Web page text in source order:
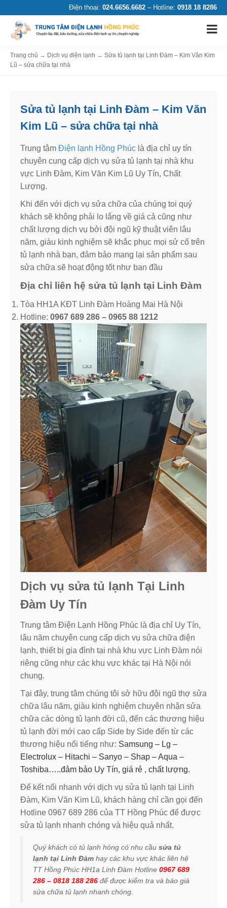
Điện thoại: 024.6656.6682 – Hotline: 0918 18 8286
Trang chủ → Dịch vụ điện lạnh → Sửa tủ lạnh tại Linh Đàm – Kim Văn Kim
Lũ – sửa chữa tại nhà
Sửa tủ lạnh tại Linh Đàm – Kim Văn
Kim Lũ – sửa chữa tại nhà
Trung tâm Điện lạnh Hồng Phúc là địa chỉ uy tín
chuyên cung cấp dịch vụ sửa tủ lạnh tại nhà khu
vực Linh Đàm, Kim Văn Kim Lũ Uy Tín, Chất
Lượng.
Khi đến với dịch vụ sửa chữa của chúng toi quý
khách sẽ không phải lo lắng về giá cả cũng như
chất lượng dịch vụ bởi đội ngũ kỹ thuật viên lâu
năm, giàu kinh nghiệm sẽ khắc phục mọi sử cố trên
tủ lạnh nhà bạn, đảm bảo mang lại sản phẩm sau
sửa chữa sẽ hoạt động tốt như ban đầu
Địa chỉ liên hệ sửa tủ lạnh tại Linh Đàm
Tòa HH1A KĐT Linh Đàm Hoàng Mai Hà Nội
Hotline: 0967 689 286 – 0965 88 1212
Dịch vụ sửa tủ lạnh Tại Linh
Đàm Uy Tín
Trung tâm Điện Lạnh Hồng Phúc là địa chỉ Uy Tín,
lâu năm chuyên cung cấp dịch vụ sửa chữa điện
lạnh, thiết bị gia đình tại nhà khu vực Linh Đàm nói
riêng cũng như các khu vực khác tại Hà Nội nói
chung.
Tại đây, trung tâm chúng tôi sở hữu đội ngũ thợ sửa
chữa lâu năm, giàu kinh nghiệm chuyên nhận sửa
chữa các dòng tủ lạnh đời cũ, đến các thương hiệu
tủ lạnh đời mới cao cấp Side by Side đến từ các
thương hiệu nổi tiếng như: Samsung – Lg –
Electrolux – Hitachi – Sanyo – Shap – Aqua –
Toshiba…..đảm bảo Uy Tín, giá rẻ , chất lượng.
Để kết nối nhanh với dịch vụ sửa tủ lạnh tại Linh
Đàm, Kim Văn Kim Lũ, khách hàng chỉ cần gọi đến
Hotline 0967 689 286 của TT Hồng Phúc để được
sửa tủ lạnh nhanh chóng và hiệu quả nhất.
Quý khách có tủ lạnh hỏng có nhu cầu sửa tủ
lạnh tại Linh Đàm hay các khu vực khác liên hệ
TT Hồng Phúc HH1a Linh Đàm Hotline 0967 689
286 – 0818 188 286 để được kiểm tra và báo giá
sửa chữa tủ lạnh nhanh chóng.